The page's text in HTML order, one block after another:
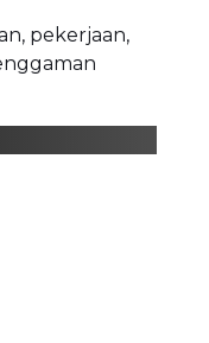
pekerjaan,